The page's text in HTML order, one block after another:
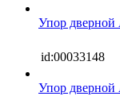
Упор дверной
id:00033148
Упор дверной